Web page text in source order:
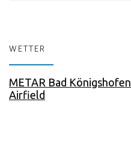
WETTER
METAR Bad Königshofen
Airfield